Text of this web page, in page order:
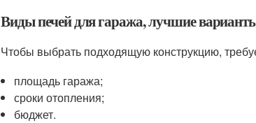
Виды печей для гаража, лучшие
Чтобы выбрать подходящую конструкцию,
площадь гаража;
сроки отопления;
бюджет.